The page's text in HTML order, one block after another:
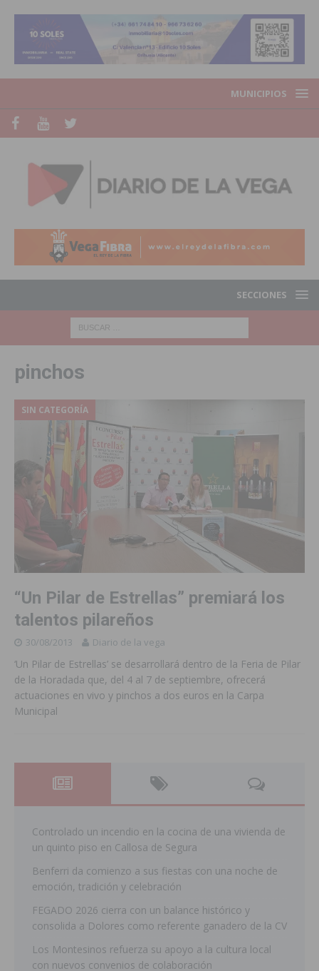
MUNICIPIOS
SECCIONES
pinchos
SIN CATEGORÍA
“Un Pilar de Estrellas” premiará los
talentos pilareños
30/08/2013 Diario de la vega
‘Un Pilar de Estrellas’ se desarrollará dentro de la Feria de Pilar
de la Horadada que, del 4 al 7 de septiembre, ofrecerá
actuaciones en vivo y pinchos a dos euros en la Carpa
Municipal
Controlado un incendio en la cocina de una vivienda de
un quinto piso en Callosa de Segura
Benferri da comienzo a sus fiestas con una noche de
emoción, tradición y celebración
FEGADO 2026 cierra con un balance histórico y
consolida a Dolores como referente ganadero de la CV
Los Montesinos refuerza su apoyo a la cultura local
con nuevos convenios de colaboración